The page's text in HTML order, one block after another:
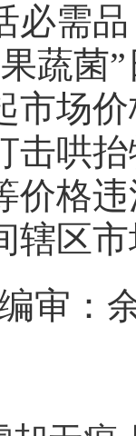
必需
蔬菌
市场
击哄
价格
辖区
审：